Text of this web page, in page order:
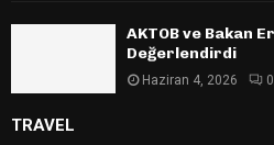
AKTOB ve Bakan
Değerlendirdi
Haziran 4, 2026 0
TRAVEL